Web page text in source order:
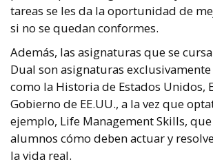
tareas se les da la oportunidad de
si no se quedan conformes.
Además, las asignaturas que se
Dual son asignaturas
como la Historia de Estados Unidos,
Gobierno de EE.UU., a la vez que
ejemplo, Life Management Skills, que
alumnos cómo deben actuar y
la vida real.